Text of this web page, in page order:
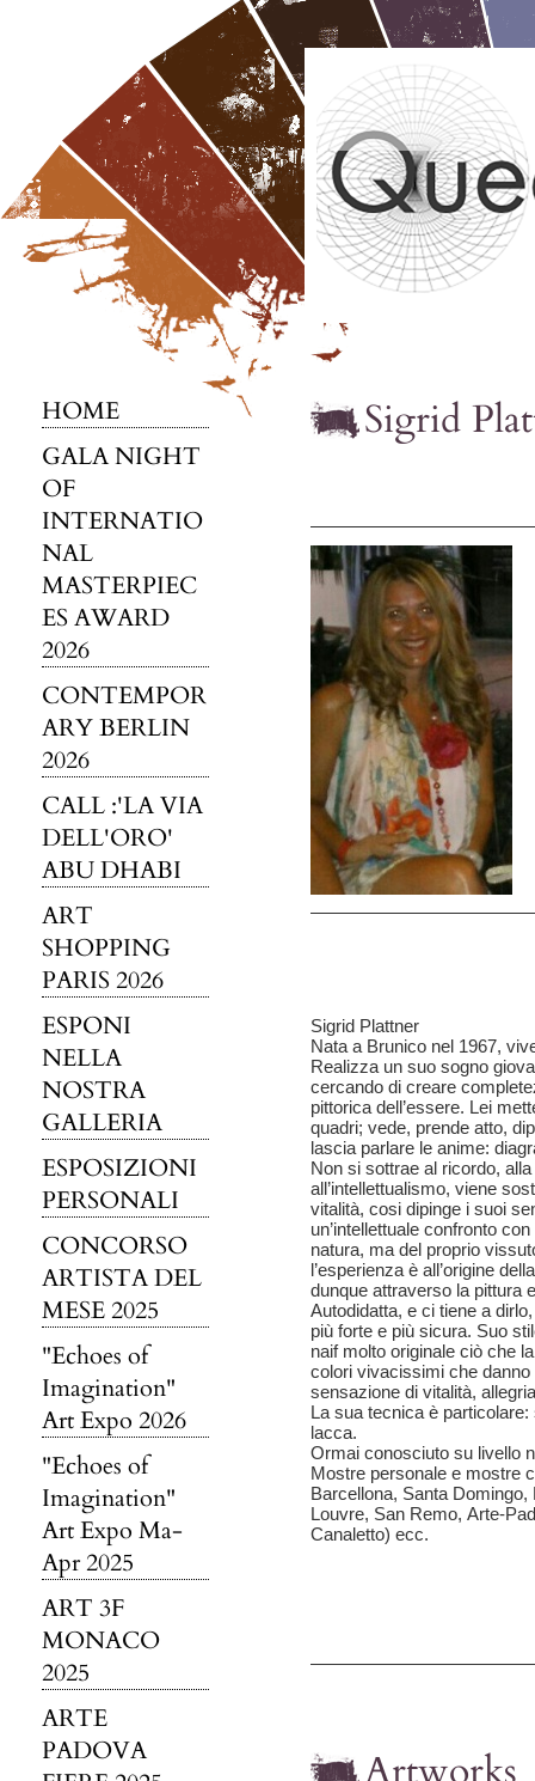
HOME
GALA NIGHT
OF
INTERNATIO
NAL
MASTERPIEC
ES AWARD
2026
CONTEMPOR
ARY BERLIN
2026
CALL :'LA VIA
DELL'ORO'
ABU DHABI
ART
SHOPPING
PARIS 2026
ESPONI
NELLA
NOSTRA
GALLERIA
ESPOSIZIONI
PERSONALI
CONCORSO
ARTISTA DEL
MESE 2025
"Echoes of
Imagination"
Art Expo 2026
"Echoes of
Imagination"
Art Expo Ma-
Apr 2025
ART 3F
MONACO
2025
ARTE
PADOVA
Sigrid
Sigrid Plattner
Nata a Brunico nel 1967,
Realizza un suo sogno
cercando di creare
pittorica dell’essere. Lei
quadri; vede, prende atto,
lascia parlare le anime:
Non si sottrae al ricordo,
all’intellettualismo, viene
vitalità, cosi dipinge i suoi
un’intellettuale confronto con
natura, ma del proprio
l’esperienza è all’origine
dunque attraverso la pittura
Autodidatta, e ci tiene a
più forte e più sicura. Suo
naif molto originale ciò che
colori vivacissimi che danno
sensazione di vitalità,
La sua tecnica è
lacca.
Ormai conosciuto su livello
Mostre personale e mostre
Barcellona, Santa Domingo,
Louvre, San Remo, Arte-
Canaletto) ecc.